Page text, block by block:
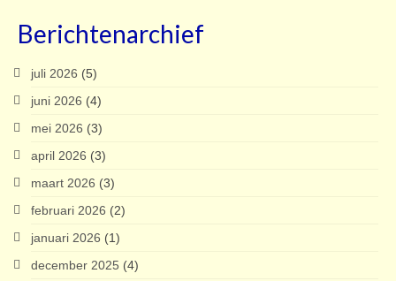
Berichtenarchief
juli 2026 (5)
juni 2026 (4)
mei 2026 (3)
april 2026 (3)
maart 2026 (3)
februari 2026 (2)
januari 2026 (1)
december 2025 (4)